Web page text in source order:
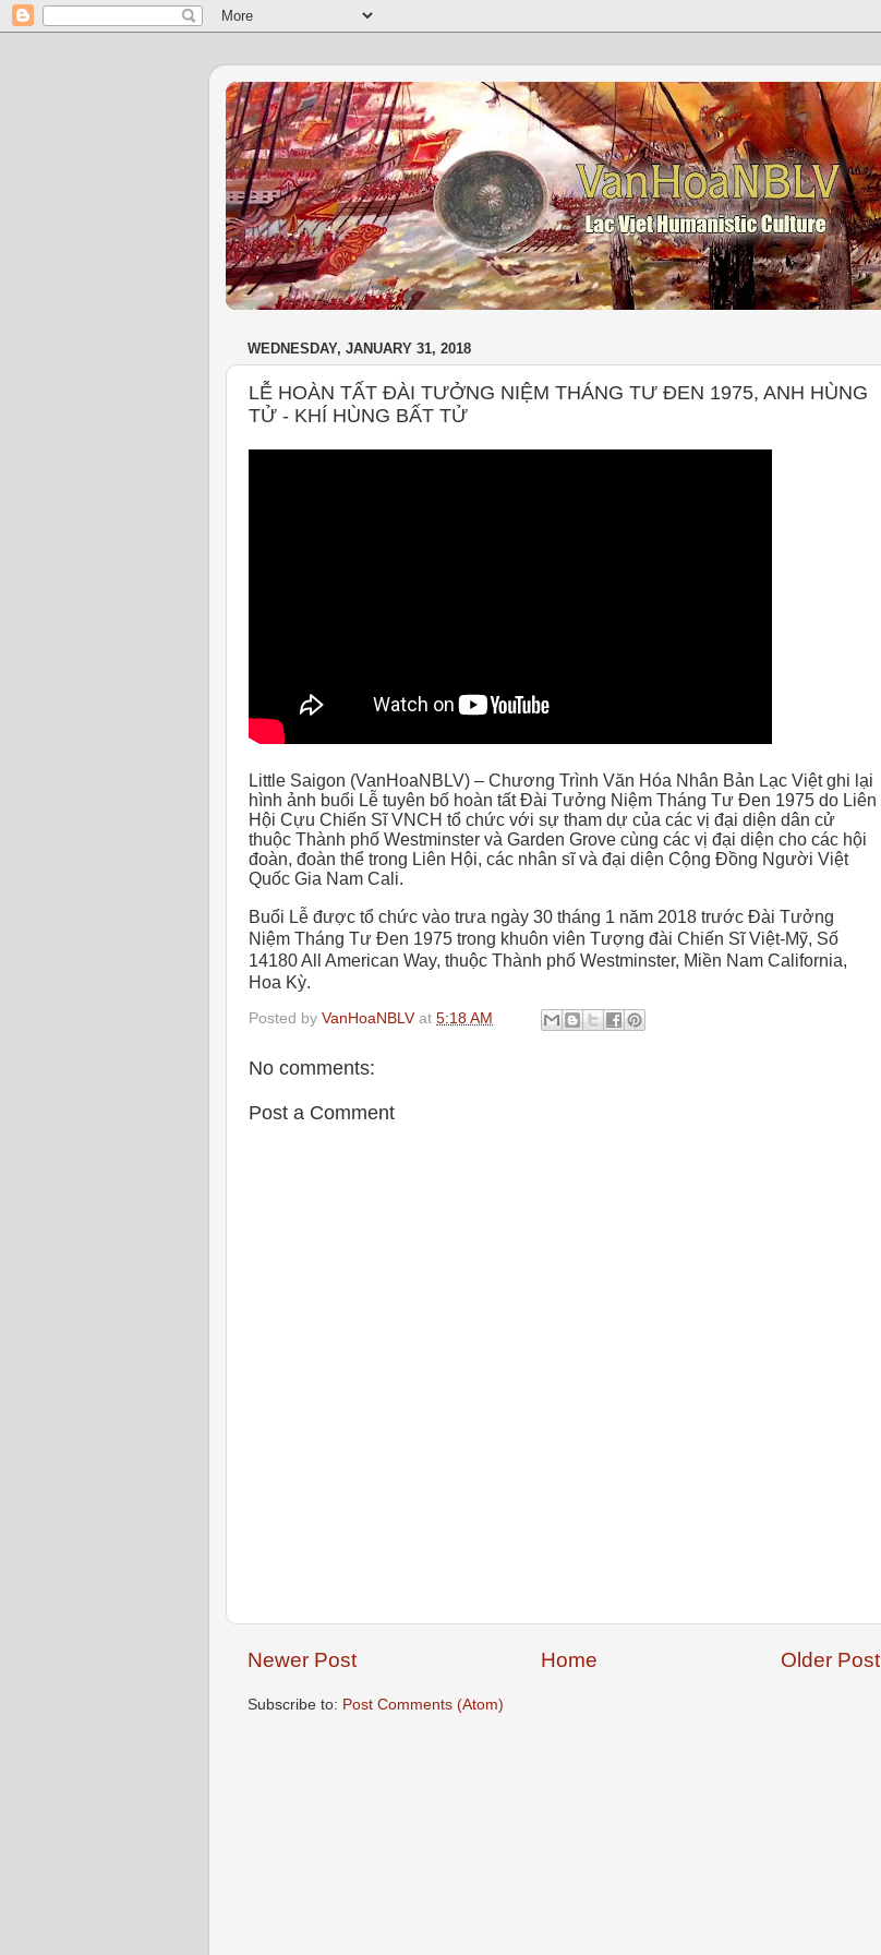
WEDNESDAY, JANUARY 31, 2018
LỄ HOÀN TẤT ĐÀI TƯỞNG NIỆM THÁNG TƯ ĐEN 1975, ANH HÙNG
TỬ - KHÍ HÙNG BẤT TỬ
Little Saigon (VanHoaNBLV) – Chương Trình Văn Hóa Nhân Bản Lạc Việt ghi lại
hình ảnh buổi Lễ tuyên bố hoàn tất Đài Tưởng Niệm Tháng Tư Đen 1975 do Liên
Hội Cựu Chiến Sĩ VNCH tổ chức với sự tham dự của các vị đại diện dân cử
thuộc Thành phố Westminster và Garden Grove cùng các vị đại diện cho các hội
đoàn, đoàn thể trong Liên Hội, các nhân sĩ và đại diện Cộng Đồng Người Việt
Quốc Gia Nam Cali.
Buổi Lễ được tổ chức vào trưa ngày 30 tháng 1 năm 2018 trước Đài Tưởng
Niệm Tháng Tư Đen 1975 trong khuôn viên Tượng đài Chiến Sĩ Việt-Mỹ, Số
14180 All American Way, thuộc Thành phố Westminster, Miền Nam California,
Hoa Kỳ.
Posted by VanHoaNBLV at 5:18 AM
No comments:
Post a Comment
Newer Post Older Post
Home
Subscribe to: Post Comments (Atom)